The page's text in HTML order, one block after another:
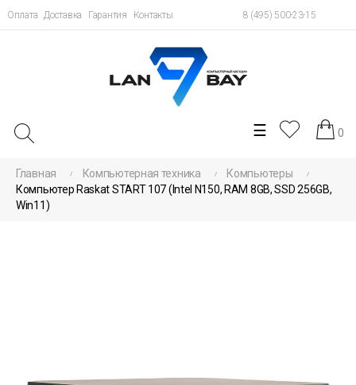
Оплата Доставка Гарантия Контакты 8 (495) 500-23-15
Toggle
navigation
☰ 0
Главная Компьютерная техника
Компьютеры
Компьютер Raskat START 107 (Intel N150, RAM 8GB, SSD 256GB,
Win11)